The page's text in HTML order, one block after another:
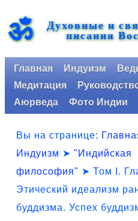
ॐ Духовные и
писания
Главная Индуизм
Медитация
Аюрведа
Фото Индии
Вы на странице:
Индуизм ➤ "Индийская
философия" ➤ Том I.
Этический идеализм
буддизма. Успех